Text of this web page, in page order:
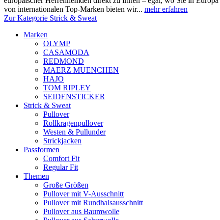
von internationalen Top-Marken bieten wir... mehr erfahren
Zur Kategorie Strick & Sweat
Marken
OLYMP
CASAMODA
REDMOND
MAERZ MUENCHEN
HAJO
TOM RIPLEY
SEIDENSTICKER
Strick & Sweat
Pullover
Rollkragenpullover
Westen & Pullunder
Strickjacken
Passformen
Comfort Fit
Regular Fit
Themen
Große Größen
Pullover mit V-Ausschnitt
Pullover mit Rundhalsausschnitt
Pullover aus Baumwolle